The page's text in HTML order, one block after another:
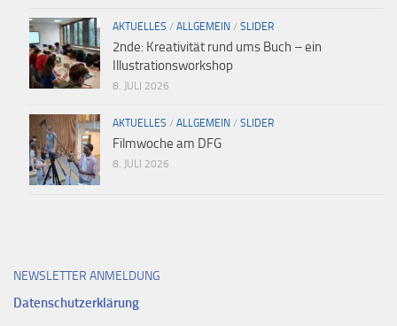
AKTUELLES / ALLGEMEIN / SLIDER
2nde: Kreativität rund ums Buch – ein
Illustrationsworkshop
8. JULI 2026
AKTUELLES / ALLGEMEIN / SLIDER
Filmwoche am DFG
8. JULI 2026
NEWSLETTER ANMELDUNG
Datenschutzerklärung